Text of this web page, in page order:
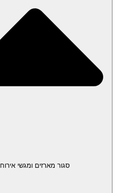
סגור מארזים ומגשי אירוח